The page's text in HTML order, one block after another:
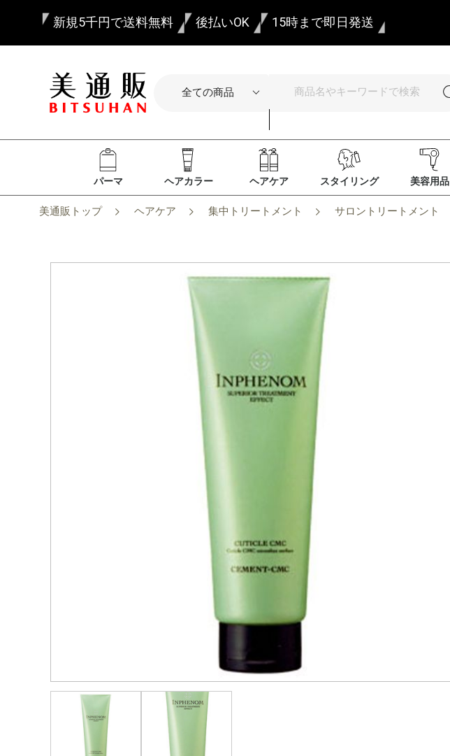
新規5千円で送料無料 後払いOK 15時まで即日発送
パーマ ヘアカラー ヘアケア スタイリング 美容用品
美通販トップ ヘアケア 集中トリートメント サロントリートメント